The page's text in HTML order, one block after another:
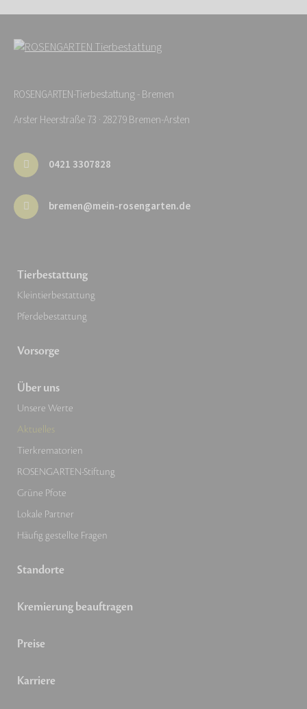
ROSENGARTEN-Tierbestattung - Bremen
Arster Heerstraße 73 · 28279 Bremen-Arsten
0421 3307828
bremen@mein-rosengarten.de
Tierbestattung
Kleintierbestattung
Pferdebestattung
Vorsorge
Über uns
Unsere Werte
Aktuelles
Tierkrematorien
ROSENGARTEN-Stiftung
Grüne Pfote
Lokale Partner
Häufig gestellte Fragen
Standorte
Kremierung beauftragen
Preise
Karriere